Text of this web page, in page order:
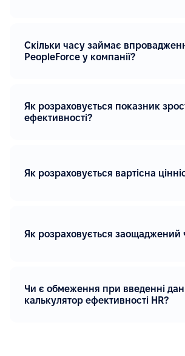
Скільки часу займає
PeopleForce у компанії?
Як розраховується показник
ефективності?
Як розраховується вартісна
Як розраховується заощаджений
Чи є обмеження при введенні
калькулятор ефективності HR?